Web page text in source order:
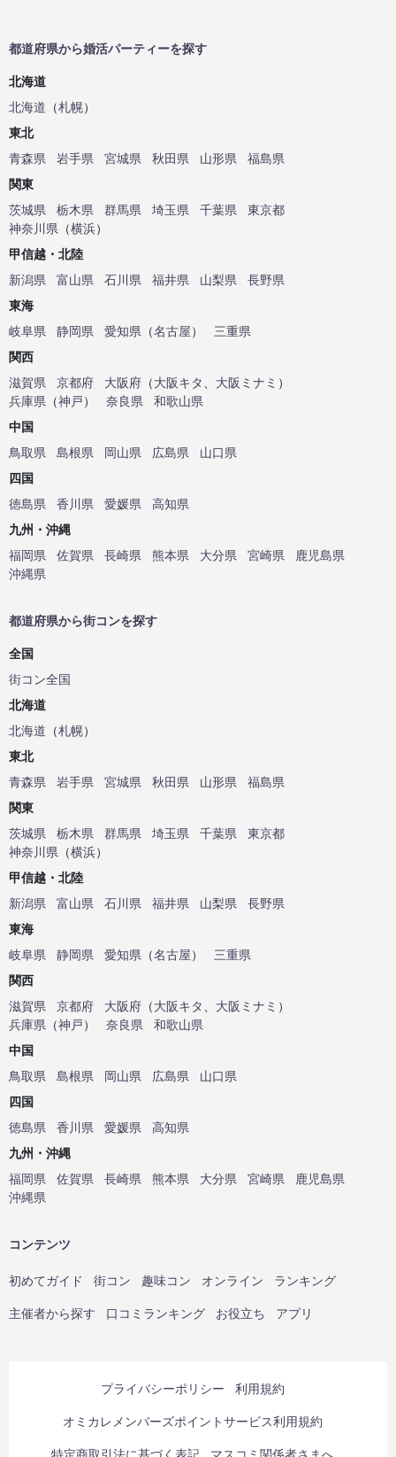
都道府県から婚活パーティーを探す
北海道
北海道 （札幌）
東北
青森県
岩手県 宮城県 秋田県 山形県
福島県
関東
茨城県
栃木県 群馬県 埼玉県 千葉県
東京都
神奈川県 （横浜）
甲信越・北陸
新潟県
富山県 石川県 福井県 山梨県
長野県
東海
岐阜県
静岡県 愛知県 （名古屋）
三重県
関西
滋賀県
京都府 大阪府 （大阪キタ 大阪ミナミ ）
兵庫県 （神戸） 奈良県
和歌山県
中国
鳥取県
島根県 岡山県 広島県
山口県
四国
徳島県
香川県 愛媛県
高知県
九州・沖縄
福岡県
佐賀県 長崎県 熊本県 大分県 宮崎県
鹿児島県
沖縄県
都道府県から街コンを探す
全国
街コン全国
北海道
北海道 （札幌）
東北
青森県
岩手県 宮城県 秋田県 山形県
福島県
関東
茨城県
栃木県 群馬県 埼玉県 千葉県
東京都
神奈川県 （横浜）
甲信越・北陸
新潟県
富山県 石川県 福井県 山梨県
長野県
東海
岐阜県
静岡県 愛知県 （名古屋）
三重県
関西
滋賀県
京都府 大阪府 （大阪キタ 大阪ミナミ ）
兵庫県 （神戸） 奈良県
和歌山県
中国
鳥取県
島根県 岡山県 広島県
山口県
四国
徳島県
香川県 愛媛県
高知県
九州・沖縄
福岡県
佐賀県 長崎県 熊本県 大分県 宮崎県
鹿児島県
沖縄県
コンテンツ
初めてガイド 街コン 趣味コン オンライン ランキング
主催者から探す 口コミランキング お役立ち アプリ
プライバシーポリシー 利用規約
オミカレメンバーズポイントサービス利用規約
特定商取引法に基づく表記 マスコミ関係者さまへ